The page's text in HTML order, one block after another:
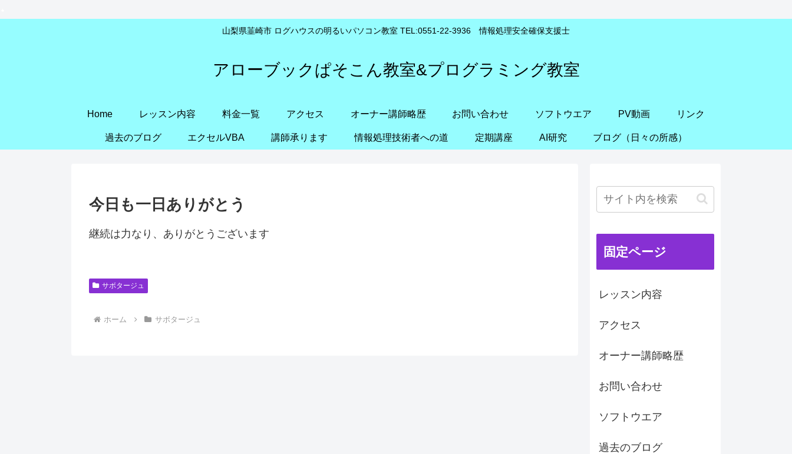
山梨県韮崎市 ログハウスの明るいパソコン教室 TEL:0551-22-3936 情報処理安全確保支援士
アローブックぱそこん教室&プログラミング教室
Home レッスン内容 料金一覧 アクセス オーナー講師略歴 お問い合わせ ソフトウエア PV動画 リンク
過去のブログ エクセルVBA 講師承ります 情報処理技術者への道 定期講座 AI研究 ブログ（日々の所感）
今日も一日ありがとう
継続は力なり、ありがとうございます
サボタージュ
ホーム サボタージュ
固定ページ
レッスン内容
アクセス
オーナー講師略歴
お問い合わせ
ソフトウエア
過去のブログ